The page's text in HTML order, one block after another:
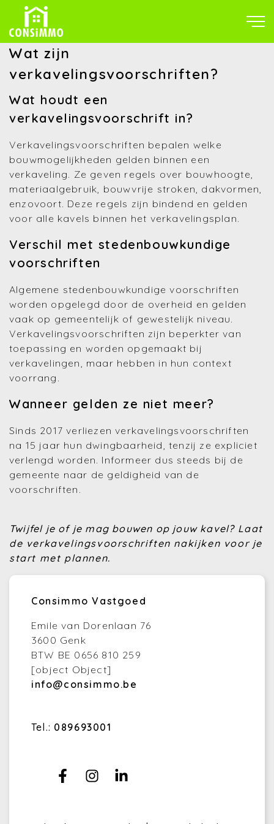
Wat zijn
verkavelingsvoorschriften?
Wat houdt een
verkavelingsvoorschrift in?
Verkavelingsvoorschriften bepalen welke
bouwmogelijkheden gelden binnen een
verkaveling. Ze geven regels over bouwhoogte,
materiaalgebruik, bouwvrije stroken, dakvormen,
enzovoort. Deze regels zijn bindend en gelden
voor alle kavels binnen het verkavelingsplan.
Verschil met stedenbouwkundige
voorschriften
Algemene stedenbouwkundige voorschriften
worden opgelegd door de overheid en gelden
vaak op gemeentelijk of gewestelijk niveau.
Verkavelingsvoorschriften zijn beperkter van
toepassing en worden opgemaakt bij
verkavelingen, maar hebben in hun context
voorrang.
Wanneer gelden ze niet meer?
Sinds 2017 verliezen verkavelingsvoorschriften
na 15 jaar hun dwingbaarheid, tenzij ze expliciet
verlengd worden. Informeer dus steeds bij de
gemeente naar de geldigheid van de
voorschriften.
Twijfel je of je mag bouwen op jouw kavel? Laat
de verkavelingsvoorschriften nakijken voor je
start met plannen.
Consimmo Vastgoed
Emile van Dorenlaan 76
3600 Genk
BTW BE 0656 810 259
[object Object]
info@consimmo.be
Tel.: 089693001